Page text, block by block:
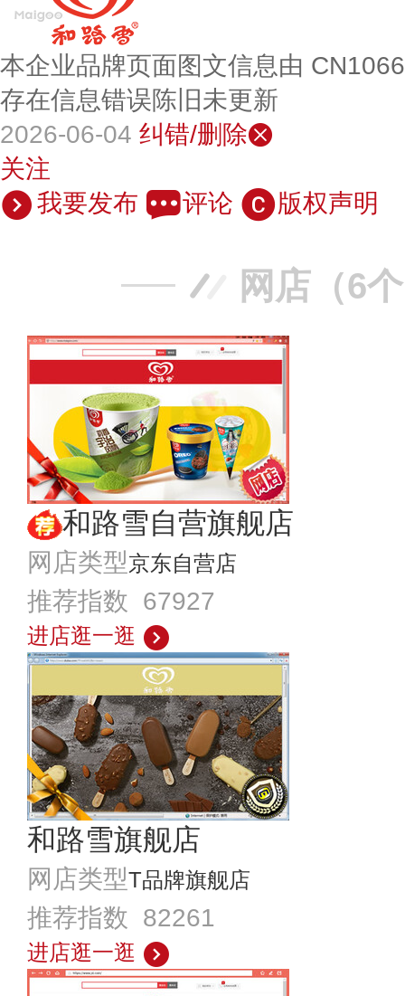
本企业品牌页面图文信息由
存在信息错误陈旧未更新
2026-06-04 纠错/删除
关注
我要发布
评论 版权声明
网店（6
和路雪自营旗舰店
网店类型京东自营店
推荐指数 67927
进店逛一逛
和路雪旗舰店
网店类型T品牌旗舰店
推荐指数 82261
进店逛一逛